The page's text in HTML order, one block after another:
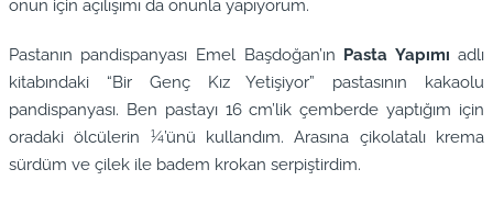
onun için açılışımı da onunla yapıyorum.
Pastanın pandispanyası Emel Başdoğan’ın Pasta Yapımı adlı
kitabındaki “Bir Genç Kız Yetişiyor” pastasının kakaolu
pandispanyası. Ben pastayı 16 cm’lik çemberde yaptığım için
oradaki ölcülerin ¼’ünü kullandım. Arasına çikolatalı krema
sürdüm ve çilek ile badem krokan serpiştirdim.